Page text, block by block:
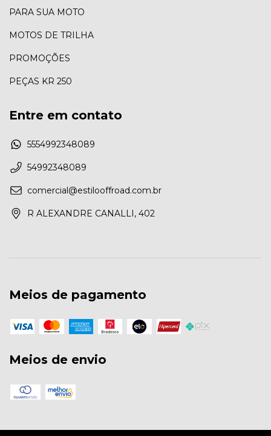
PARA SUA MOTO
MOTOS DE TRILHA
PROMOÇÕES
PEÇAS KR 250
Entre em contato
5554992348089
54992348089
comercial@estilooffroad.com.br
R ALEXANDRE CANALLI, 402
Meios de pagamento
Meios de envio